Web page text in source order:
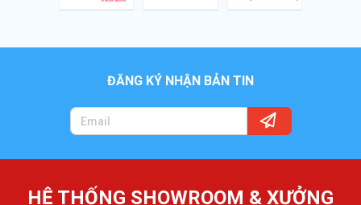
ĐĂNG KÝ NHẬN BẢN TIN
HỆ THỐNG SHOWROOM & XƯỞNG